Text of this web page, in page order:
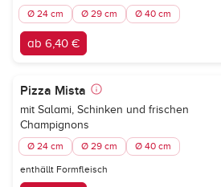
Ø 24 cm Ø 29 cm Ø 40 cm
ab 6,40 €
Pizza Mista
mit Salami, Schinken und frischen
Champignons
Ø 24 cm Ø 29 cm Ø 40 cm
enthällt Formfleisch